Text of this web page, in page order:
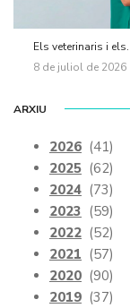
Els veterinaris i
8 de juliol de 2026
ARXIU
2026 (41)
2025 (62)
2024 (73)
2023 (59)
2022 (52)
2021 (57)
2020 (90)
2019 (37)